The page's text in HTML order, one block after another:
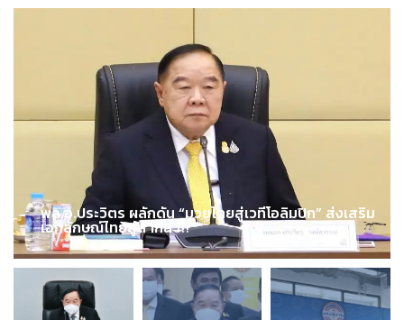
พล.อ.ประวิตร ผลักดัน “มวยไทยสู่เวทีโอลิมปิก” ส่งเสริม
เอกลักษณ์ไทยสู่สากล !!!